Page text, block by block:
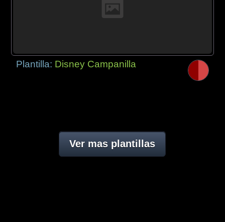
Plantilla: Disney Campanilla
Ver mas plantillas